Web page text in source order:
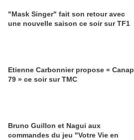
"Mask Singer" fait son retour avec
une nouvelle saison ce soir sur TF1
Etienne Carbonnier propose « Canap
79 » ce soir sur TMC
Bruno Guillon et Nagui aux
commandes du jeu "Votre Vie en